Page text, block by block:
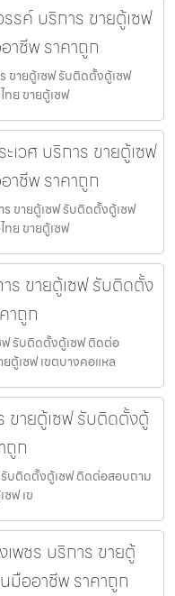
รค์ บริการ ขายตู้เซฟ
ชีพ ราคาถูก
ขายตู้เซฟ รับติดตั้งตู้เซฟ
ย ขายตู้เซฟ
เวศ บริการ ขายตู้เซฟ
ชีพ ราคาถูก
ร ขายตู้เซฟ รับติดตั้งตู้เซฟ
ย ขายตู้เซฟ
ร ขายตู้เซฟ รับติดตั้ง
าถูก
ฟ รับติดตั้งตู้เซฟ ติดต่อ
ตู้เซฟ เขตบางคอแหล
ขายตู้เซฟ รับติดตั้งตู้
ถูก
รับติดตั้งตู้เซฟ ติดต่อสอบถาม
ฟ เข
เพชร บริการ ขายตู้
มืออาชีพ ราคาถูก